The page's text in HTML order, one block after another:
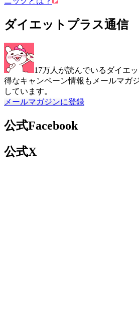
ダイエットプラス通信
17万人が読んでいるダイエ
得なキャンペーン情報もメールマガ
しています。
メールマガジンに登録
公式Facebook
公式X